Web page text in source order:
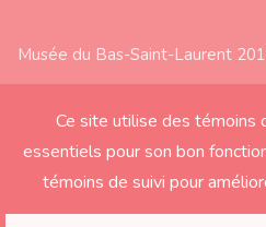
Musée du Bas-Saint-Laurent
Ce site utilise des témoins
essentiels pour son bon
témoins de suivi pour
derniers seront activés